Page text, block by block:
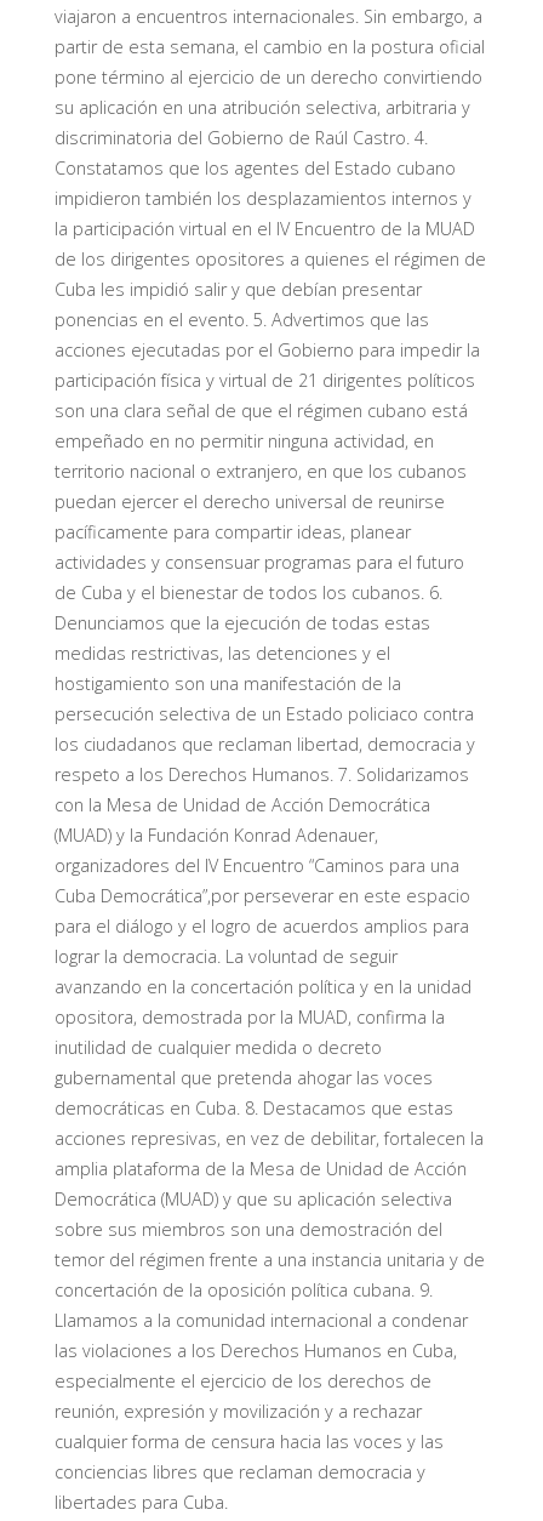
viajaron a encuentros internacionales. Sin embargo, a
partir de esta semana, el cambio en la postura oficial
pone término al ejercicio de un derecho convirtiendo
su aplicación en una atribución selectiva, arbitraria y
discriminatoria del Gobierno de Raúl Castro. 4.
Constatamos que los agentes del Estado cubano
impidieron también los desplazamientos internos y
la participación virtual en el IV Encuentro de la MUAD
de los dirigentes opositores a quienes el régimen de
Cuba les impidió salir y que debían presentar
ponencias en el evento. 5. Advertimos que las
acciones ejecutadas por el Gobierno para impedir la
participación física y virtual de 21 dirigentes políticos
son una clara señal de que el régimen cubano está
empeñado en no permitir ninguna actividad, en
territorio nacional o extranjero, en que los cubanos
puedan ejercer el derecho universal de reunirse
pacíficamente para compartir ideas, planear
actividades y consensuar programas para el futuro
de Cuba y el bienestar de todos los cubanos. 6.
Denunciamos que la ejecución de todas estas
medidas restrictivas, las detenciones y el
hostigamiento son una manifestación de la
persecución selectiva de un Estado policiaco contra
los ciudadanos que reclaman libertad, democracia y
respeto a los Derechos Humanos. 7. Solidarizamos
con la Mesa de Unidad de Acción Democrática
(MUAD) y la Fundación Konrad Adenauer,
organizadores del IV Encuentro “Caminos para una
Cuba Democrática”,por perseverar en este espacio
para el diálogo y el logro de acuerdos amplios para
lograr la democracia. La voluntad de seguir
avanzando en la concertación política y en la unidad
opositora, demostrada por la MUAD, confirma la
inutilidad de cualquier medida o decreto
gubernamental que pretenda ahogar las voces
democráticas en Cuba. 8. Destacamos que estas
acciones represivas, en vez de debilitar, fortalecen la
amplia plataforma de la Mesa de Unidad de Acción
Democrática (MUAD) y que su aplicación selectiva
sobre sus miembros son una demostración del
temor del régimen frente a una instancia unitaria y de
concertación de la oposición política cubana. 9.
Llamamos a la comunidad internacional a condenar
las violaciones a los Derechos Humanos en Cuba,
especialmente el ejercicio de los derechos de
reunión, expresión y movilización y a rechazar
cualquier forma de censura hacia las voces y las
conciencias libres que reclaman democracia y
libertades para Cuba.